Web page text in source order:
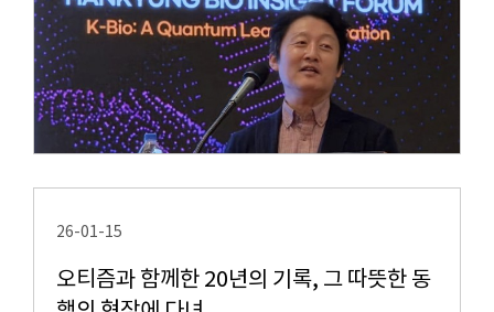
26-01-15
오티즘과 함께한 20년의 기록, 그 따뜻한 동